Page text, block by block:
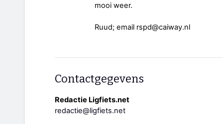
mooi weer.
Ruud; email rspd@caiway.nl
Contactgegevens
Redactie Ligfiets.net
redactie@ligfiets.net